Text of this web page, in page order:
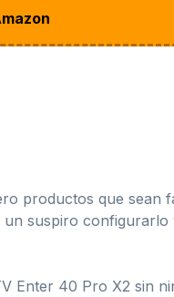
productos que sean
suspiro
Enter 40 Pro X2 sin